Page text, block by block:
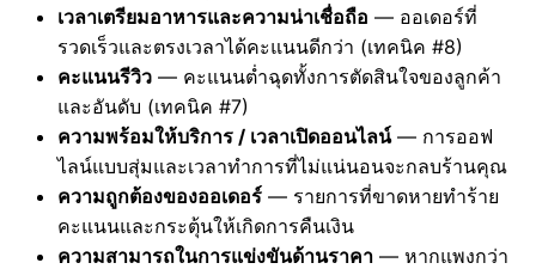
เวลาเตรียมอาหารและความน่าเชื่อถือ — ออเดอร์ที่
รวดเร็วและตรงเวลาได้คะแนนดีกว่า (เทคนิค #8)
คะแนนรีวิว — คะแนนต่ำฉุดทั้งการตัดสินใจของลูกค้า
และอันดับ (เทคนิค #7)
ความพร้อมให้บริการ / เวลาเปิดออนไลน์— การออฟ
ไลน์แบบสุ่มและเวลาทำการที่ไม่แน่นอนจะกลบร้านคุณ
ความถูกต้องของออเดอร์ — รายการที่ขาดหายทำร้าย
คะแนนและกระตุ้นให้เกิดการคืนเงิน
ความสามารถในการแข่งขันด้านราคา — หากแพงกว่า